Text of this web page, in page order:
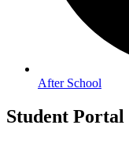
After School
Student Portal